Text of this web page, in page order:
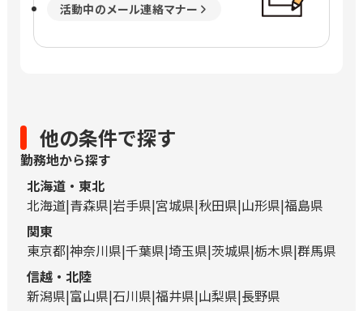
活動中のメール連絡マナー
他の条件で探す
勤務地から探す
北海道・東北
北海道 青森県 岩手県 宮城県 秋田県 山形県 福島県
関東
東京都 神奈川県 千葉県 埼玉県 茨城県 栃木県 群馬県
信越・北陸
新潟県 富山県 石川県 福井県 山梨県 長野県